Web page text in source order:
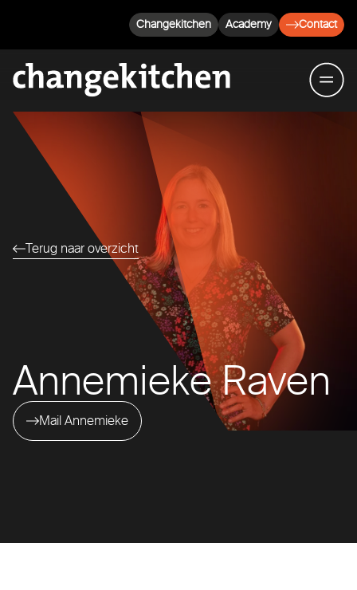
Changekitchen Academy Contact
Terug naar overzicht
Annemieke Raven
Mail Annemieke